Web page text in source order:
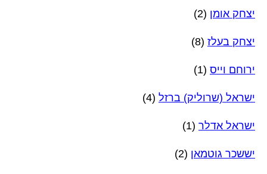
יצחק אומן (2)
יצחק בעלז (8)
ירוחם וייס (1)
ישראל (שרוליק) ברזל (4)
ישראל אדלר (1)
יששכר גוטמאן (2)